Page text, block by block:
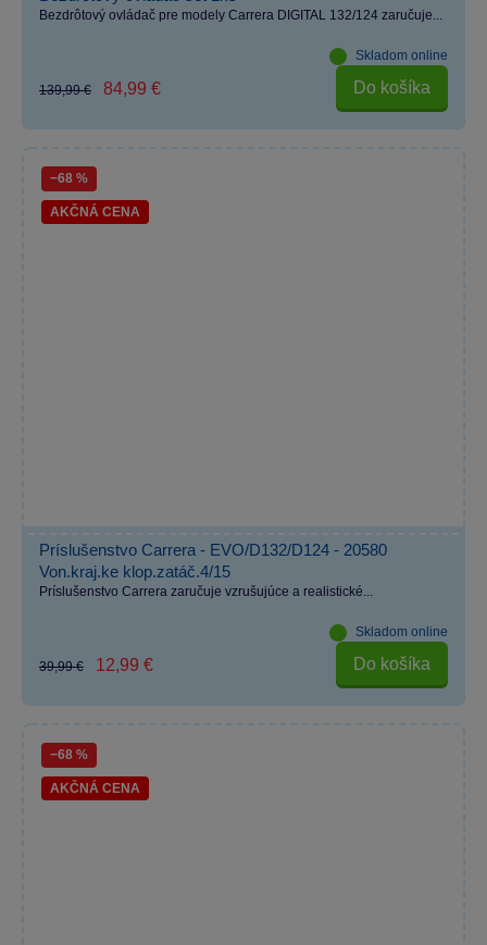
Bezdrôtový ovládač pre modely Carrera DIGITAL 132/124 zaručuje...
Skladom online
139,99 € 84,99 € Do košíka
−68 %
AKČNÁ CENA
Príslušenstvo Carrera - EVO/D132/D124 - 20580
Von.kraj.ke klop.zatáč.4/15
Príslušenstvo Carrera zaručuje vzrušujúce a realistické...
Skladom online
39,99 € 12,99 € Do košíka
−68 %
AKČNÁ CENA